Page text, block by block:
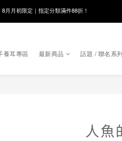
8月月初限定｜指定分類滿件88折！
線在，好事發生｜祈願新品 第2件享9折
8月月初限定｜指定分類滿件88折！
養耳專區 最新商品 話題 / 聯名系列
人魚